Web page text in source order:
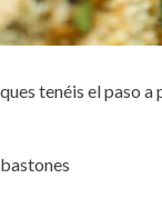
tenéis el paso a